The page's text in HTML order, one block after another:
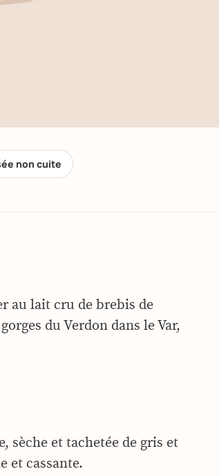
non cuite
au lait cru de brebis de
du Verdon dans le Var,
sèche et tachetée de gris et
et cassante.